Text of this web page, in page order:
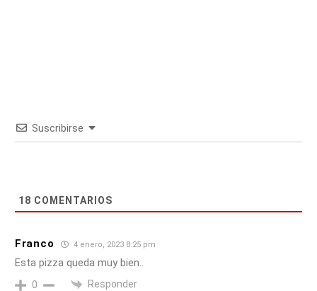
Suscribirse
18 COMENTARIOS
Franco 4 enero, 2023 8:25 pm
Esta pizza queda muy bien..
0 Responder